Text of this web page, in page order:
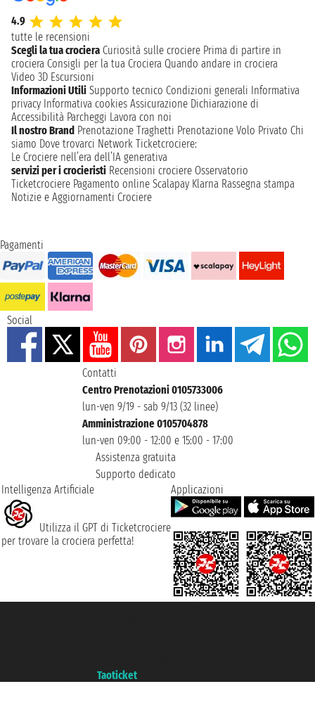
4.9
tutte le recensioni
Scegli la tua crociera Curiosità sulle crociere Prima di partire in
crociera Consigli per la tua Crociera Quando andare in crociera
Video 3D Escursioni
Informazioni Utili Supporto tecnico Condizioni generali Informativa
privacy Informativa cookies Assicurazione Dichiarazione di
Accessibilità Parcheggi Lavora con noi
Il nostro Brand Prenotazione Traghetti Prenotazione Volo Privato Chi
siamo Dove trovarci Network Ticketcrociere:
Le Crociere nell’era dell’IA generativa
servizi per i crocieristi Recensioni crociere Osservatorio
Ticketcrociere Pagamento online Scalapay Klarna Rassegna stampa
Notizie e Aggiornamenti Crociere
Pagamenti
Social
Contatti
Centro Prenotazioni 0105733006
lun-ven 9/19 - sab 9/13 (32 linee)
Amministrazione 0105704878
lun-ven 09:00 - 12:00 e 15:00 - 17:00
Assistenza gratuita
Supporto dedicato
Intelligenza Artificiale
Utilizza il GPT di Ticketcrociere
per trovare la crociera perfetta!
Applicazioni
Taoticket